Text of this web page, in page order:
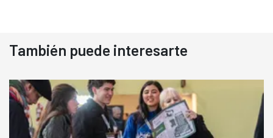
También puede interesarte